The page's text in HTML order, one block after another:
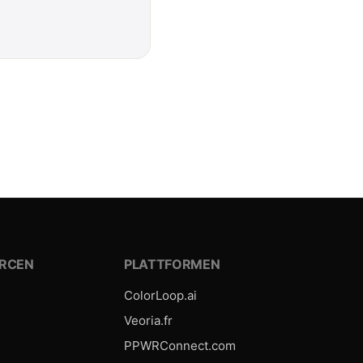
PLATTFORMEN
ColorLoop.ai
Veoria.fr
PPWRConnect.com